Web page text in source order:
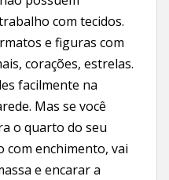
com tecidos.
e figuras com
corações, estrelas.
facilmente na
Mas se você
o quarto do seu
com enchimento, vai
e encarar a